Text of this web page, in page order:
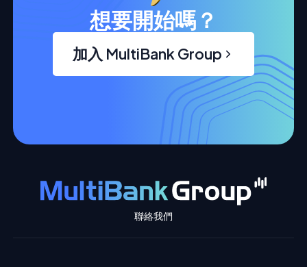
想要開始嗎？
加入 MultiBank Group
聯絡我們